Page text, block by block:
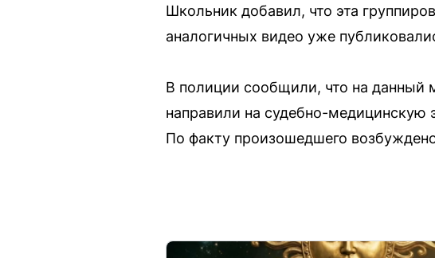
Школьник добавил, что эта
аналогичных видео уже
В полиции сообщили, что на данный
направили на судебно-медицинскую
По факту произошедшего